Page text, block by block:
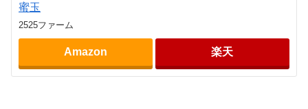
蜜玉
2525ファーム
Amazon 楽天